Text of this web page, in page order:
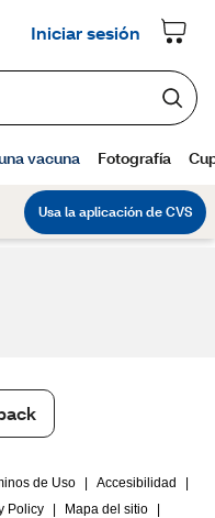
de Uso Accesibilidad
Policy Mapa del sitio